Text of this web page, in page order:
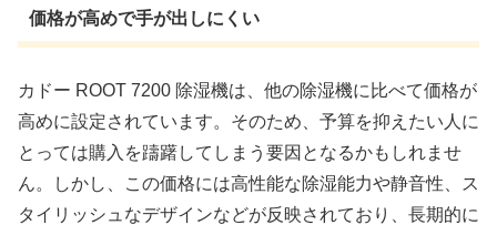
価格が高めで手が出しにくい
カドー ROOT 7200 除湿機は、他の除湿機に比べて価格が
高めに設定されています。そのため、予算を抑えたい人に
とっては購入を躊躇してしまう要因となるかもしれませ
ん。しかし、この価格には高性能な除湿能力や静音性、ス
タイリッシュなデザインなどが反映されており、長期的に